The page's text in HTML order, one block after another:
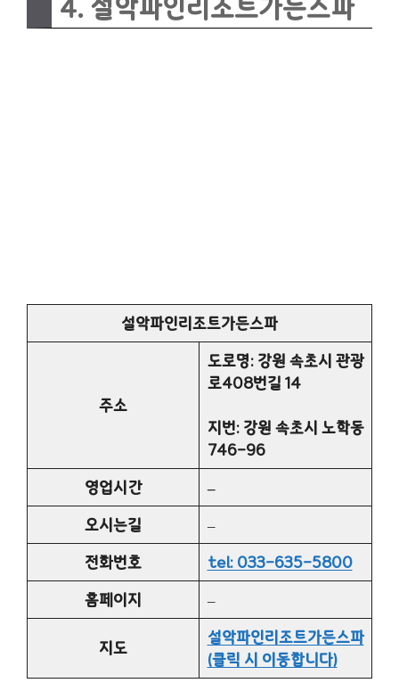
설악파인리조트가든스파
주소
도로명: 강원 속초시 관광
로408번길 14
지번: 강원 속초시 노학동
746-96
영업시간
–
오시는길
–
전화번호
tel: 033-635-5800
홈페이지
–
지도
설악파인리조트가든스파
(클릭 시 이동합니다)